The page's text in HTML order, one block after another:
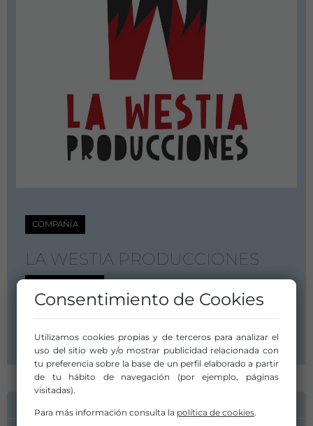
COMPAÑÍA
LA WESTIA PRODUCCIONES
Calle Sporting 8 1º B
33203 Gijón
Asturias
Consentimiento de Cookies
Utilizamos cookies propias y de terceros para analizar el
uso del sitio web y/o mostrar publicidad relacionada con
tu preferencia sobre la base de un perfil elaborado a partir
de tu hábito de navegación (por ejemplo, páginas
visitadas).
Para más información consulta la política de cookies.